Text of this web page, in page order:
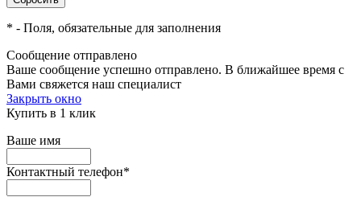
* - Поля, обязательные для заполнения
Сообщение отправлено
Ваше сообщение успешно отправлено. В ближайшее время с
Вами свяжется наш специалист
Закрыть окно
Купить в 1 клик
Ваше имя
Контактный телефон*